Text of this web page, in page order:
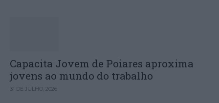
Capacita Jovem de Poiares aproxima
jovens ao mundo do trabalho
31 DE JULHO, 2026